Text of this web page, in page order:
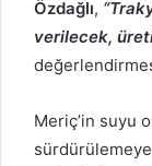
Özdağlı,
verilecek,
Meriç’in suyu